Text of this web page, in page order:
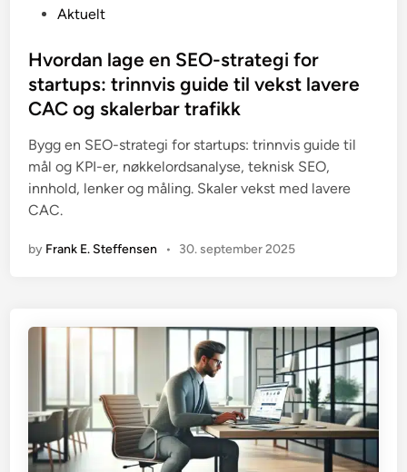
s
t
e
i
n
Aktuelt
Hvordan lage en SEO-strategi for
startups: trinnvis guide til vekst lavere
CAC og skalerbar trafikk
Bygg en SEO-strategi for startups: trinnvis guide til
mål og KPI-er, nøkkelordsanalyse, teknisk SEO,
innhold, lenker og måling. Skaler vekst med lavere
CAC.
by Frank E. Steffensen • 30. september 2025